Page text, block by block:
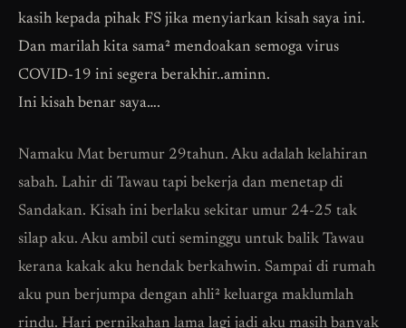
kasih kepada pihak FS jika menyiarkan kisah saya ini.
Dan marilah kita sama² mendoakan semoga virus
COVID-19 ini segera berakhir..aminn.
Ini kisah benar saya….
Namaku Mat berumur 29tahun. Aku adalah kelahiran
sabah. Lahir di Tawau tapi bekerja dan menetap di
Sandakan. Kisah ini berlaku sekitar umur 24-25 tak
silap aku. Aku ambil cuti seminggu untuk balik Tawau
kerana kakak aku hendak berkahwin. Sampai di rumah
aku pun berjumpa dengan ahli² keluarga maklumlah
rindu. Hari pernikahan lama lagi jadi aku masih banyak